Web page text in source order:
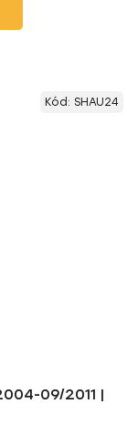
09/2011 |
Kód: SHAU24